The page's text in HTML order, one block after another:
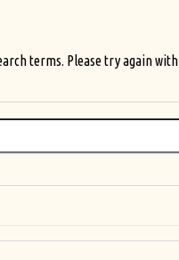
terms. Please try again